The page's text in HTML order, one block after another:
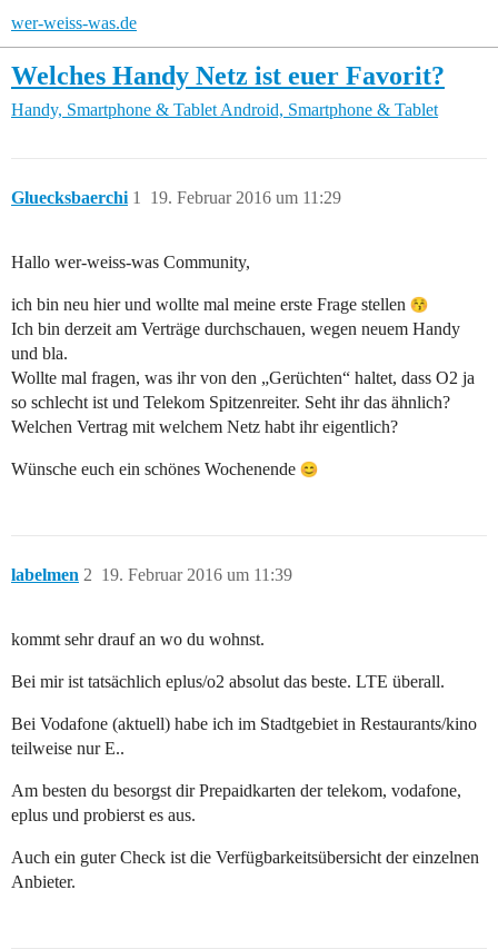
wer-weiss-was.de
Welches Handy Netz ist euer Favorit?
Handy, Smartphone & Tablet Android, Smartphone & Tablet
Gluecksbaerchi 19. Februar 2016 um 11:29
1
Hallo wer-weiss-was Community,
ich bin neu hier und wollte mal meine erste Frage stellen
Ich bin derzeit am Verträge durchschauen, wegen neuem Handy
und bla.
Wollte mal fragen, was ihr von den „Gerüchten“ haltet, dass O2 ja
so schlecht ist und Telekom Spitzenreiter. Seht ihr das ähnlich?
Welchen Vertrag mit welchem Netz habt ihr eigentlich?
Wünsche euch ein schönes Wochenende
labelmen 19. Februar 2016 um 11:39
2
kommt sehr drauf an wo du wohnst.
Bei mir ist tatsächlich eplus/o2 absolut das beste. LTE überall.
Bei Vodafone (aktuell) habe ich im Stadtgebiet in Restaurants/kino
teilweise nur E..
Am besten du besorgst dir Prepaidkarten der telekom, vodafone,
eplus und probierst es aus.
Auch ein guter Check ist die Verfügbarkeitsübersicht der einzelnen
Anbieter.